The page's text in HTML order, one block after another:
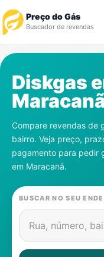
Preço do Gás
Buscador de revendas
Revendedor
Notícias
Cadastre-se
Gás
Contatos
Diskgas
Compare revendas de
bairro. Veja preço,
pagamento para pedir
em Maracanã.
BUSCAR NO SEU
Rua, número,